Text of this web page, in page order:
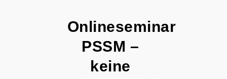
Onlineseminar
PSSM –
keine